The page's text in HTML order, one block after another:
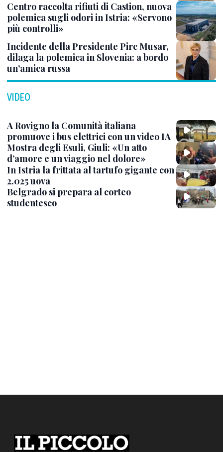
Centro raccolta rifiuti di Castion, nuova
polemica sugli odori in Istria: «Servono
più controlli»
Incidente della Presidente Pirc Musar,
dilaga la polemica in Slovenia: a bordo
un’amica russa
VIDEO
A Rovigno la Comunità italiana
promuove i bus elettrici con un video IA
Mostra degli Esuli, Giuli: «Un atto
d’amore e un viaggio nel dolore»
In Istria la frittata al tartufo gigante con
2.025 uova
Belgrado si prepara al corteo
studentesco